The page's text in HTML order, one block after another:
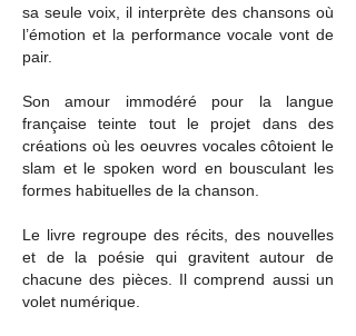
sa seule voix, il interprète des chansons où
l’émotion et la performance vocale vont de
pair.
Son amour immodéré pour la langue
française teinte tout le projet dans des
créations où les oeuvres vocales côtoient le
slam et le spoken word en bousculant les
formes habituelles de la chanson.
Le livre regroupe des récits, des nouvelles
et de la poésie qui gravitent autour de
chacune des pièces. Il comprend aussi un
volet numérique.